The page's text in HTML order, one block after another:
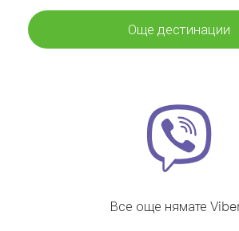
Още дестинации
Все още нямате